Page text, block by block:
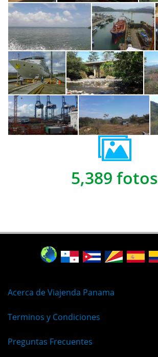
5,389 fotos
Acerca de Viajenda Panama
Terminos y Condiciones
Preguntas Frecuentes